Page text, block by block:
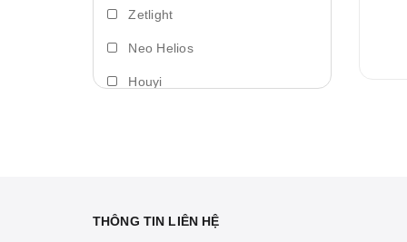
Zetlight
Neo Helios
Houyi
Dymax
THÔNG TIN LIÊN HỆ